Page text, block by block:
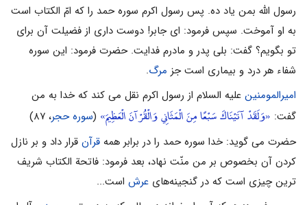
رسول اللَّه بمن یاد ده. پس رسول اکرم سوره حمد را که امّ الکتاب است
به او آموخت. سپس فرمود: اى جابر! دوست دارى از فضیلت آن براى
تو بگویم؟ گفت: بلى پدر و مادرم فدایت. حضرت فرمود: این سوره
شفاء هر درد و بیمارى است جز مرگ.
امیرالمومنین علیه السلام از رسول اکرم نقل می کند که خدا به من
گفت: «وَلَقَدْ آتَيْنَاكَ سَبْعًا مِنَ الْمَثَانِي وَالْقُرْآنَ الْعَظِيمَ» (سوره حجر، ۸۷)
حضرت می گوید: خدا سوره حمد را در برابر همه قرآن قرار داد و بر نازل
کردن آن بخصوص بر من منّت نهاد، بعد فرمود: فاتحة الکتاب شریف
ترین چیزى است که در گنجینه‌هاى عرش است...